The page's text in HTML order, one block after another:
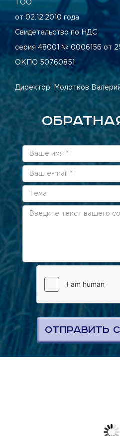
ТОО
от 02.12.2010 года
Свидетельство по НДС
серия 48001 № 0006156 от
ОКПО 50760851
Директор: Молотков